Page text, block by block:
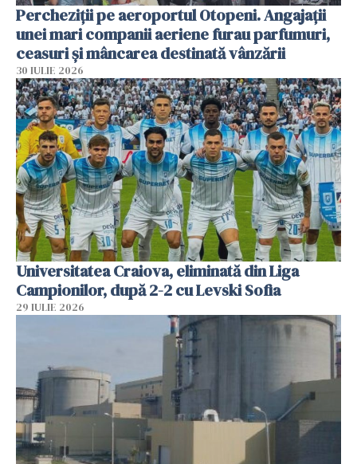
Percheziții pe aeroportul Otopeni. Angajații
unei mari companii aeriene furau parfumuri,
ceasuri și mâncarea destinată vânzării
30 IULIE 2026
Universitatea Craiova, eliminată din Liga
Campionilor, după 2-2 cu Levski Sofia
29 IULIE 2026